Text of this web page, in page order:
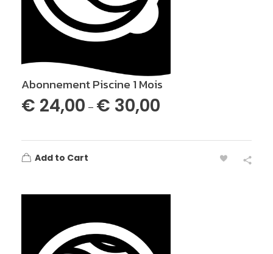
Abonnement Piscine 1 Mois
€ 24,00 – € 30,00
Add to Cart